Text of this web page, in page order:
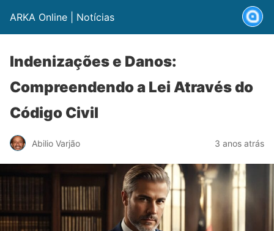
ARKA Online | Notícias
Indenizações e Danos:
Compreendendo a Lei Através do
Código Civil
Abilio Varjão 3 anos atrás